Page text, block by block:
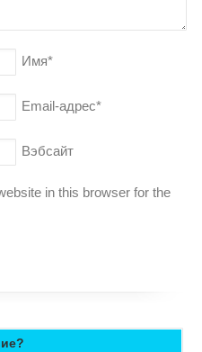
Имя*
Email-адрес*
Вэбсайт
in this browser for the